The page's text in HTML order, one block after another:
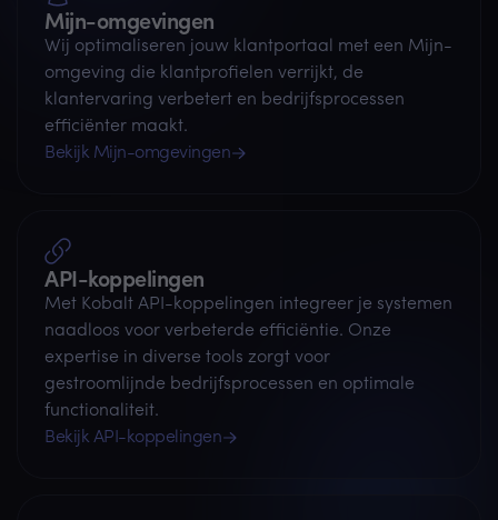
Mijn-omgevingen
Wij optimaliseren jouw klantportaal met een Mijn-
omgeving die klantprofielen verrijkt, de
klantervaring verbetert en bedrijfsprocessen
efficiënter maakt.
Bekijk Mijn-omgevingen
API-koppelingen
Met Kobalt API-koppelingen integreer je systemen
naadloos voor verbeterde efficiëntie. Onze
expertise in diverse tools zorgt voor
gestroomlijnde bedrijfsprocessen en optimale
functionaliteit.
Bekijk API-koppelingen